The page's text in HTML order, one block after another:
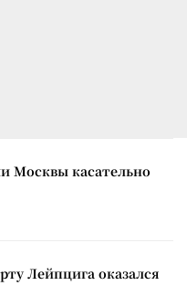
Москвы касательно
Лейпцига оказался